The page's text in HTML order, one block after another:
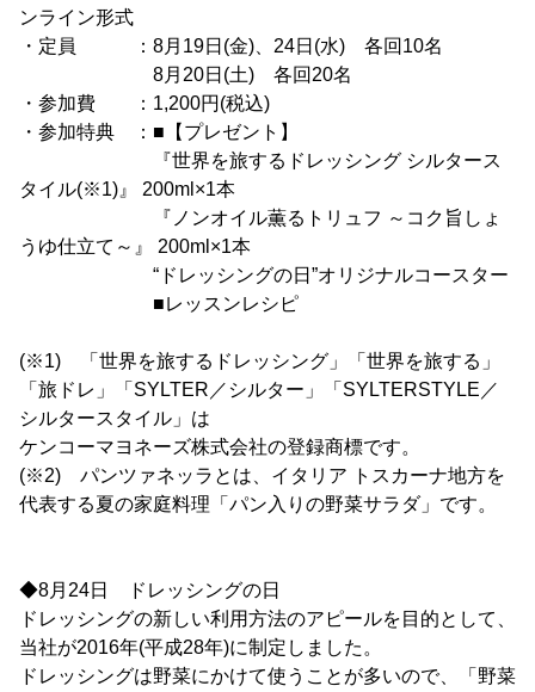
ンライン形式
・定員 ：8月19日(金)、24日(水) 各回10名
8月20日(土) 各回20名
・参加費 ：1,200円(税込)
・参加特典 ：■【プレゼント】
『世界を旅するドレッシング シルタース
タイル(※1)』 200ml×1本
『ノンオイル薫るトリュフ ～コク旨しょ
うゆ仕立て～』 200ml×1本
“ドレッシングの日”オリジナルコースター
■レッスンレシピ
(※1) 「世界を旅するドレッシング」「世界を旅する」
「旅ドレ」「SYLTER／シルター」「SYLTERSTYLE／
シルタースタイル」は
ケンコーマヨネーズ株式会社の登録商標です。
(※2) パンツァネッラとは、イタリア トスカーナ地方を
代表する夏の家庭料理「パン入りの野菜サラダ」です。
◆8月24日 ドレッシングの日
ドレッシングの新しい利用方法のアピールを目的として、
当社が2016年(平成28年)に制定しました。
ドレッシングは野菜にかけて使うことが多いので、「野菜